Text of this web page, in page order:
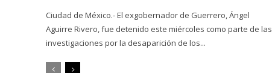
Ciudad de México.- El exgobernador de Guerrero, Ángel
Aguirre Rivero, fue detenido este miércoles como parte de las
investigaciones por la desaparición de los...